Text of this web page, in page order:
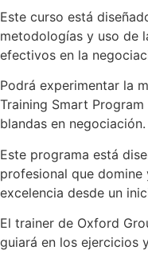
Este curso está
metodologías y uso de
efectivos en la
Podrá experimentar la
Training Smart
blandas en negociación.
Este programa está
profesional que
excelencia desde un
El trainer de Oxford
guiará en los ejercicios